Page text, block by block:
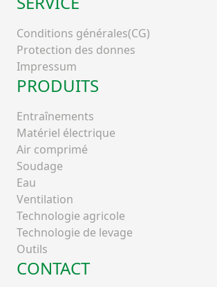
Conditions générales(CG)
Protection des donnes
Impressum
PRODUITS
Entraînements
Matériel électrique
Air comprimé
Soudage
Eau
Ventilation
Technologie agricole
Technologie de levage
Outils
CONTACT